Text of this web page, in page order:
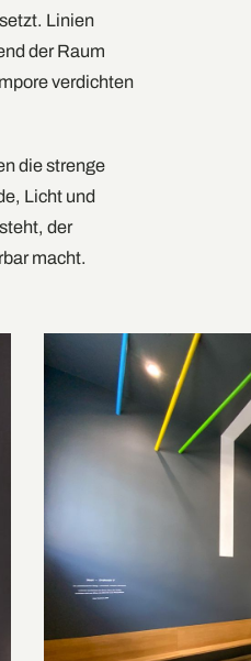
Linien
der Raum
verdichten
die strenge
Licht und
der
macht.